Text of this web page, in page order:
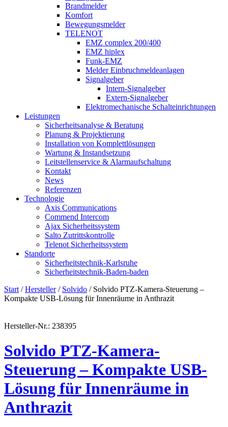
Brandmelder
Komfort
Bewegungsmelder
TELENOT
EMZ complex 200/400
EMZ hiplex
Funk-EMZ
Melder Einbruchmeldeanlagen
Signalgeber
Intern-Signalgeber
Extern-Signalgeber
Elektromechanische Schalteinrichtungen
Leistungen
Sicherheitsanalyse & Beratung
Planung & Projektierung​
Installation von Komplettlösungen
Wartung & Instandsetzung
Leitstellenservice & Alarmaufschaltung
Kontakt
News
Referenzen
Technologie
Axis Communications
Commend Intercom
Ajax Sicherheitssystem​
Salto Zutrittskontrolle
Telenot Sicherheitssystem
Standorte
Sicherheitstechnik-Karlsruhe
Sicherheitstechnik-Baden-baden
Start /Hersteller/ Solvido / Solvido PTZ-Kamera-Steuerung –
Kompakte USB-Lösung für Innenräume in Anthrazit
Hersteller-Nr.: 238395
Solvido PTZ-Kamera-
Steuerung – Kompakte USB-
Lösung für Innenräume in
Anthrazit